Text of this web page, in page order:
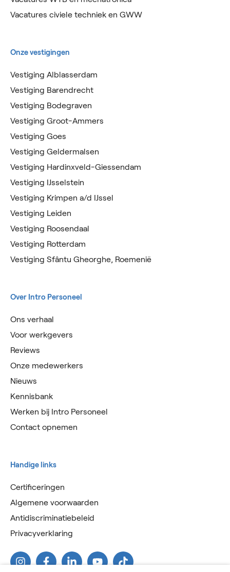
Vacatures civiele techniek en GWW
Onze vestigingen
Vestiging Alblasserdam
Vestiging Barendrecht
Vestiging Bodegraven
Vestiging Groot-Ammers
Vestiging Goes
Vestiging Geldermalsen
Vestiging Hardinxveld-Giessendam
Vestiging IJsselstein
Vestiging Krimpen a/d IJssel
Vestiging Leiden
Vestiging Roosendaal
Vestiging Rotterdam
Vestiging Sfântu Gheorghe, Roemenië
Over Intro Personeel
Ons verhaal
Voor werkgevers
Reviews
Onze medewerkers
Nieuws
Kennisbank
Werken bij Intro Personeel
Contact opnemen
Handige links
Certificeringen
Algemene voorwaarden
Antidiscriminatiebeleid
Privacyverklaring